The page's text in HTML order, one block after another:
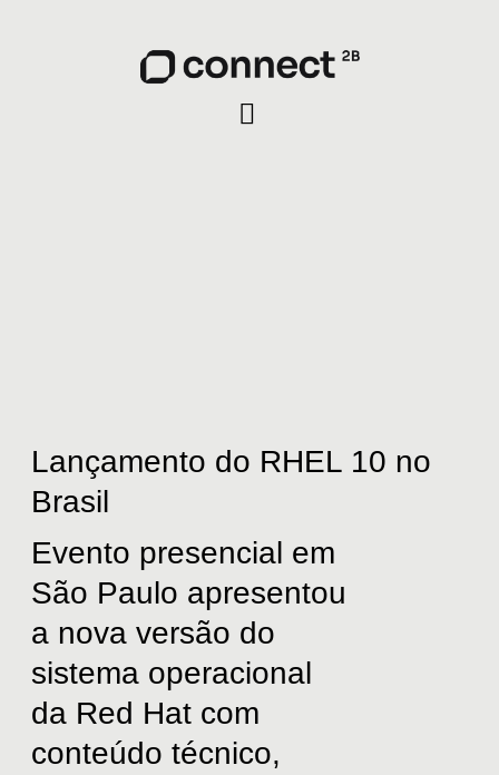
Lançamento do RHEL 10 no
Brasil
Evento presencial em
São Paulo apresentou
a novaversão do
sistema operacional
da Red Hat com
conteúdotécnico,